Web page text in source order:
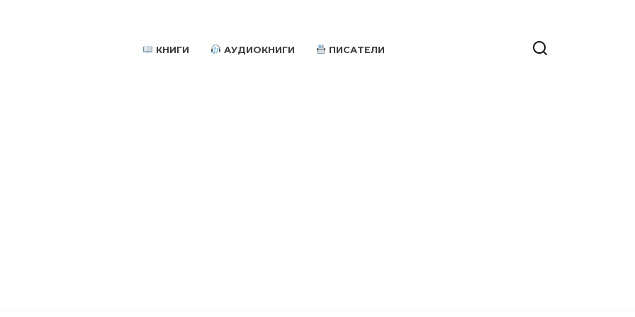
КНИГИ АУДИОКНИГИ ПИСАТЕЛИ